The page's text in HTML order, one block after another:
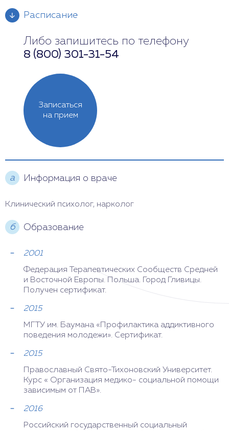
Расписание
Понедельник 13:00 - 19:00
Среда
Пятница
Воскресенье
Записаться
на прием
Либо запишитесь по телефону
8 (800) 301-31-54
а Информация о враче
Клинический психолог, нарколог
б Образование
2001
Федерация Терапевтических Сообществ Средней
и Восточной Европы. Польша. Город Гливицы.
Получен сертификат.
2015
МГТУ им. Баумана «Профилактика аддиктивного
поведения молодежи». Сертификат.
2015
Православный Свято-Тихоновский Университет.
Курс « Организация медико- социальной помощи
зависимым от ПАВ».
2016
Российский государственный социальный